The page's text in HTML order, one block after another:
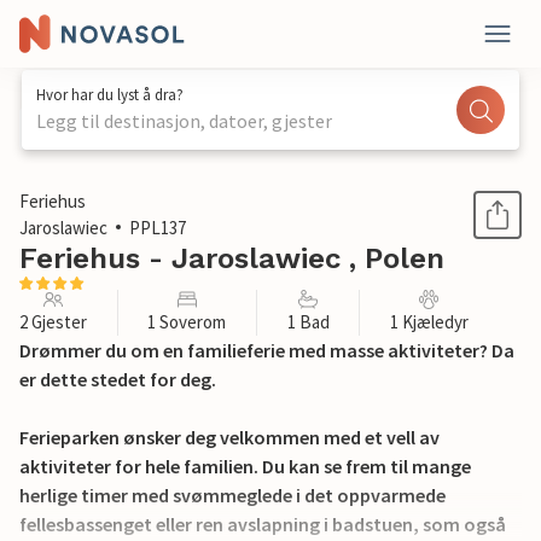
Hvor har du lyst å dra?
Legg til destinasjon, datoer, gjester
1 / 17
Feriehus
Jaroslawiec
PPL137
Feriehus - Jaroslawiec , Polen
2 Gjester 1 Soverom 1 Bad 1 Kjæledyr
Drømmer du om en familieferie med masse aktiviteter? Da
er dette stedet for deg.
Ferieparken ønsker deg velkommen med et vell av
aktiviteter for hele familien. Du kan se frem til mange
herlige timer med svømmeglede i det oppvarmede
fellesbassenget eller ren avslapning i badstuen, som også